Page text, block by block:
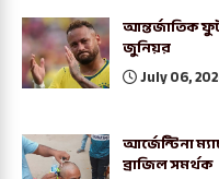
আন্তর্জাতিক
জুনিয়র
July 06,
আর্জেন্টিনা
ব্রাজিল সমর্থক